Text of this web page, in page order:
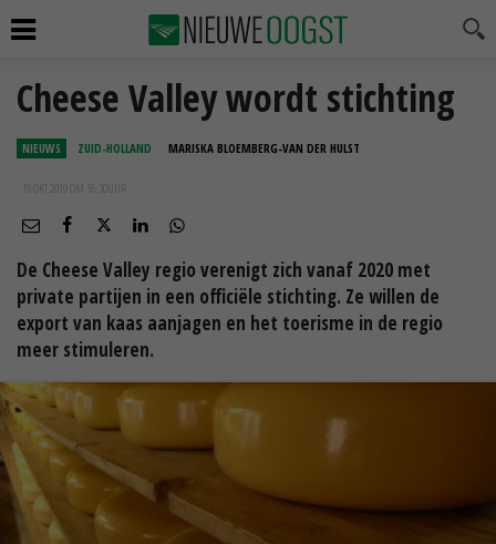
Cheese Valley wordt stichting
NIEUWS ZUID-HOLLAND MARISKA BLOEMBERG-VAN DER HULST
19 OKT 2019 OM 16:30
De Cheese Valley regio verenigt zich vanaf 2020 met
private partijen in een officiële stichting. Ze willen de
export van kaas aanjagen en het toerisme in de regio
meer stimuleren.